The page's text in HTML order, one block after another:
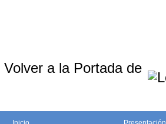
Volver a la Portada de